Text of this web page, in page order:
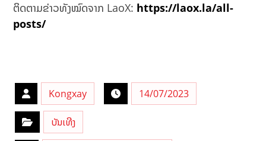
ຕິດຕາມຂ່າວທັງໝົດຈາກ LaoX: https://laox.la/all-
posts/
Kongxay 14/07/2023
ບັນເທີງ